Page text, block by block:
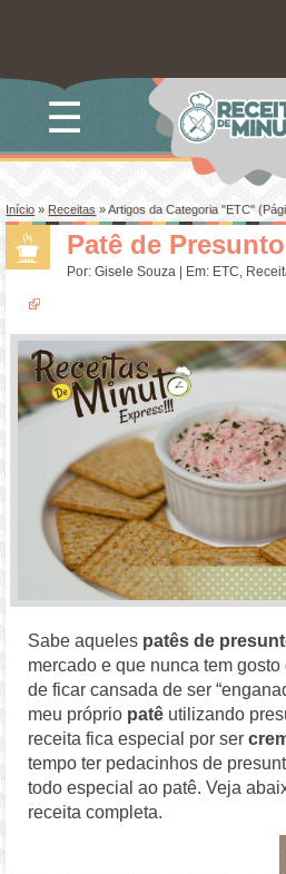
☰
Início»Receitas »Artigos da Categoria "ETC"
Patê de
Por:Gisele Souza | Em: ETC,
Sabe aqueles patês de
mercado e que nunca tem
de ficar cansada de ser
meu próprio patê utilizando
receita fica especial por ser
tempo ter pedacinhos de
todo especial ao patê. Veja
receita completa.